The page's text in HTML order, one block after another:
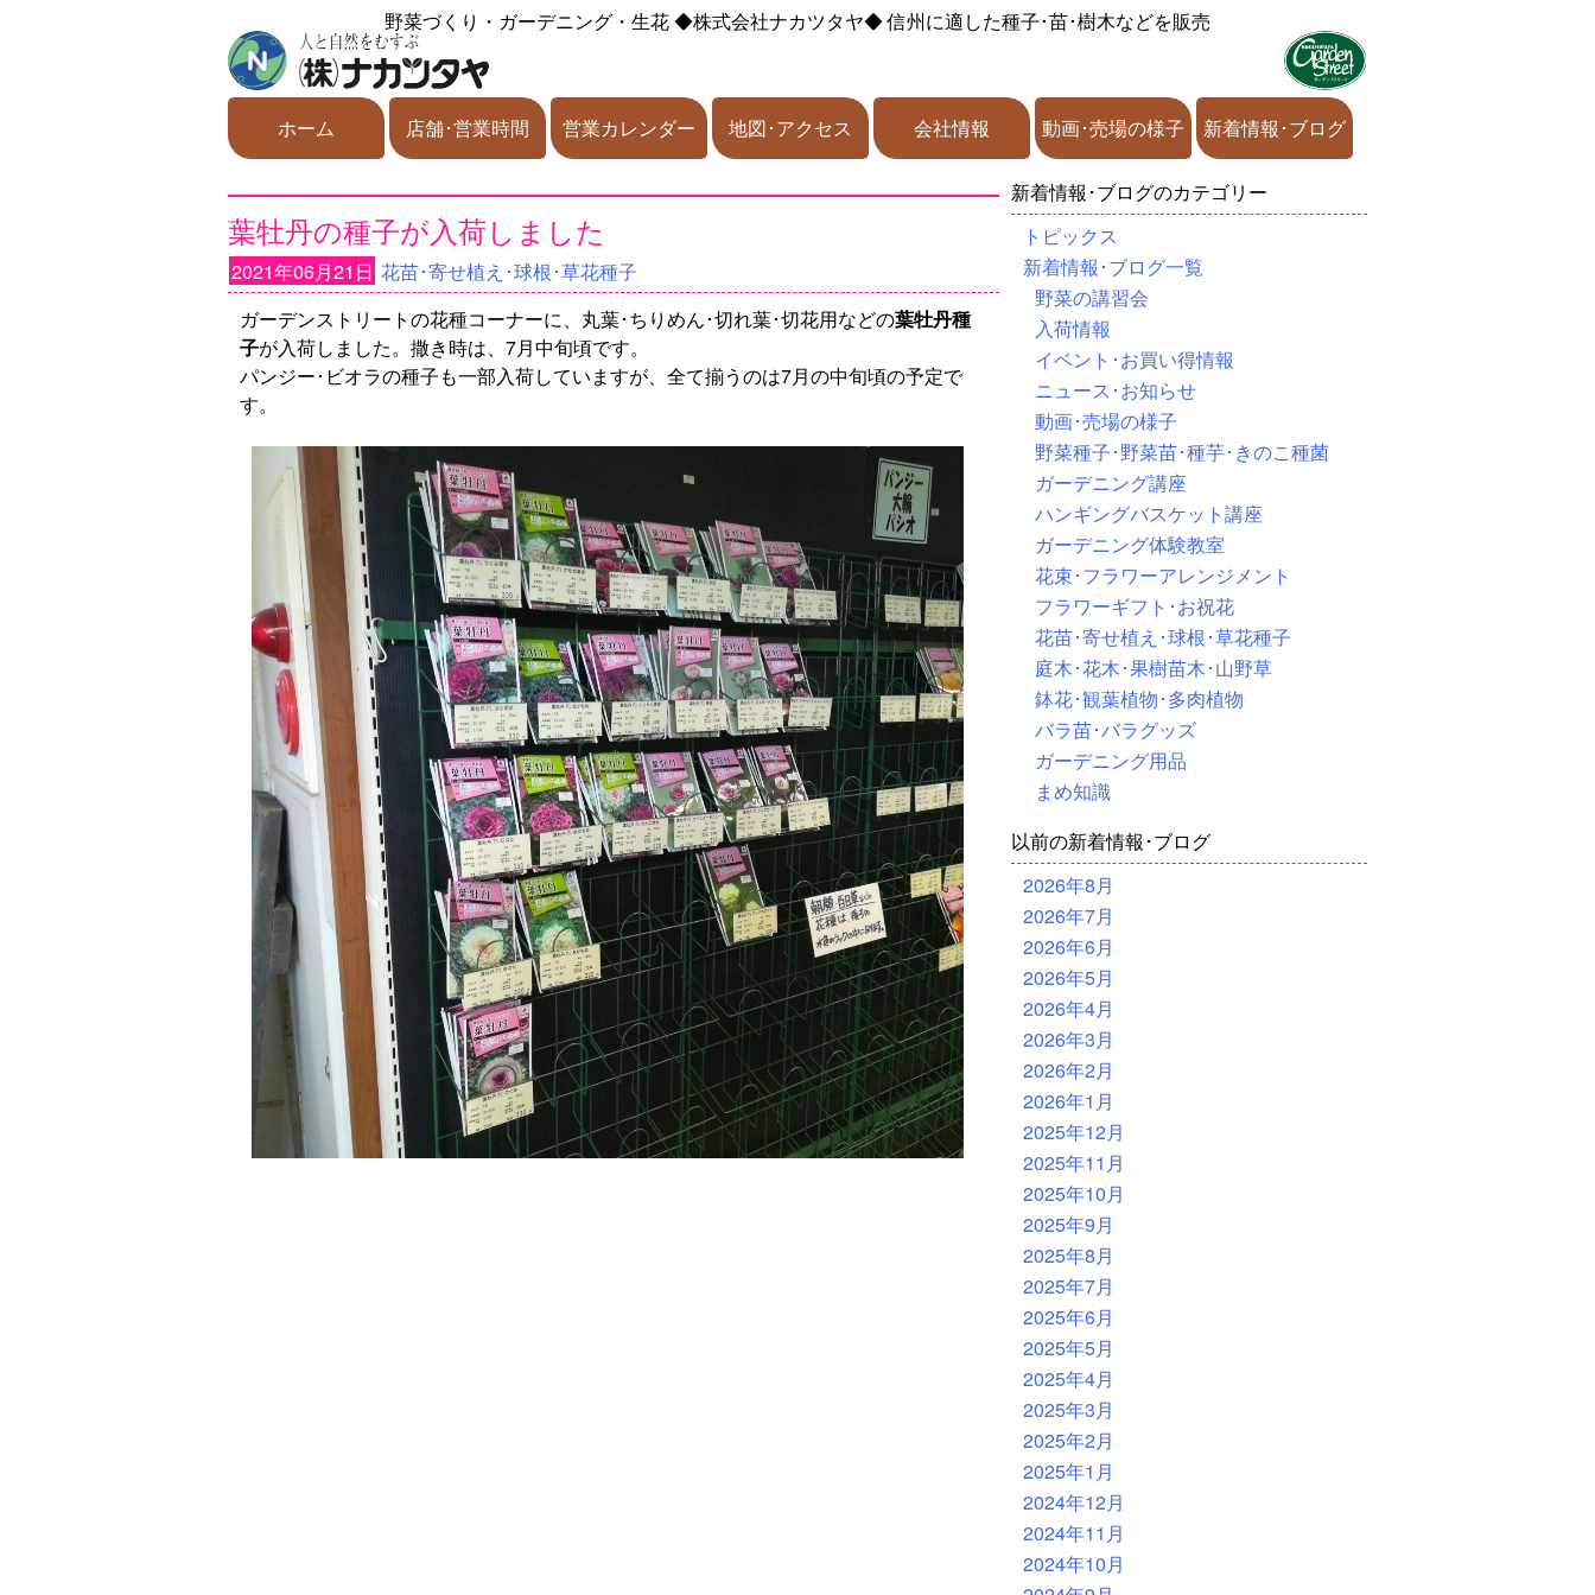
野菜づくり・ガーデニング・生花◆株式会社ナカツタヤ◆信州に適した種子･苗･樹木などを販売
ホーム 店舗･営業時間 営業カレンダー 地図･アクセス 会社情報 動画･売場の様子 新着情報･ブログ
葉牡丹の種子が入荷しました
2021年06月21日 花苗･寄せ植え･球根･草花種子
ガーデンストリートの花種コーナーに、丸葉･ちりめん･切れ葉･切花用などの葉牡丹種
子が入荷しました。撒き時は、7月中旬頃です。
パンジー･ビオラの種子も一部入荷していますが、全て揃うのは7月の中旬頃の予定で
す。
新着情報･ブログのカテゴリー
トピックス
新着情報･ブログ一覧
野菜の講習会
入荷情報
イベント･お買い得情報
ニュース･お知らせ
動画･売場の様子
野菜種子･野菜苗･種芋･きのこ種菌
ガーデニング講座
ハンギングバスケット講座
ガーデニング体験教室
花束･フラワーアレンジメント
フラワーギフト･お祝花
花苗･寄せ植え･球根･草花種子
庭木･花木･果樹苗木･山野草
鉢花･観葉植物･多肉植物
バラ苗･バラグッズ
ガーデニング用品
まめ知識
以前の新着情報･ブログ
2026年8月
2026年7月
2026年6月
2026年5月
2026年4月
2026年3月
2026年2月
2026年1月
2025年12月
2025年11月
2025年10月
2025年9月
2025年8月
2025年7月
2025年6月
2025年5月
2025年4月
2025年3月
2025年2月
2025年1月
2024年12月
2024年11月
2024年10月